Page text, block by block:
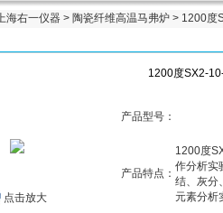
海右一仪器 > 陶瓷纤维高温马弗炉 > 1200度
1200度SX2-
点击放大
产品型号：
产品特点：
1200度
作分析实
结、灰分
元素分析